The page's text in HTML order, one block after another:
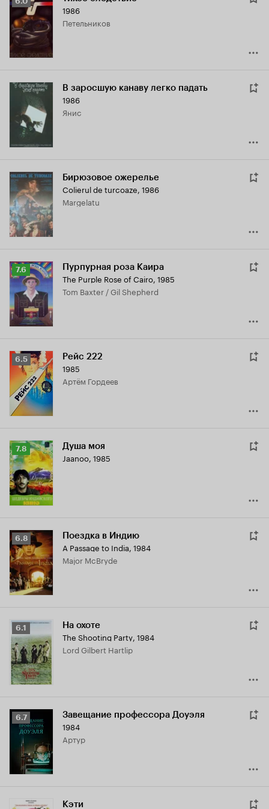
Кинопоиска
6.0
1986
Петельников
В заросшую канаву легко падать
1986
Янис
Бирюзовое ожерелье
Colierul de turcoaze, 1986
Margelatu
Рейтинг
Кинопоиска
7.6
7.6 Пурпурная роза Каира
The Purple Rose of Cairo, 1985
Tom Baxter / Gil Shepherd
Рейтинг
Кинопоиска
6.5
6.5 Рейс 222
1985
Артём Гордеев
Рейтинг
Кинопоиска
7.8
7.8 Душа моя
Jaanoo, 1985
Рейтинг
Кинопоиска
6.8
6.8 Поездка в Индию
A Passage to India, 1984
Major McBryde
Рейтинг
Кинопоиска
6.1
6.1 На охоте
The Shooting Party, 1984
Lord Gilbert Hartlip
Рейтинг
Кинопоиска
6.7
6.7 Завещание профессора Доуэля
1984
Артур
Кэти